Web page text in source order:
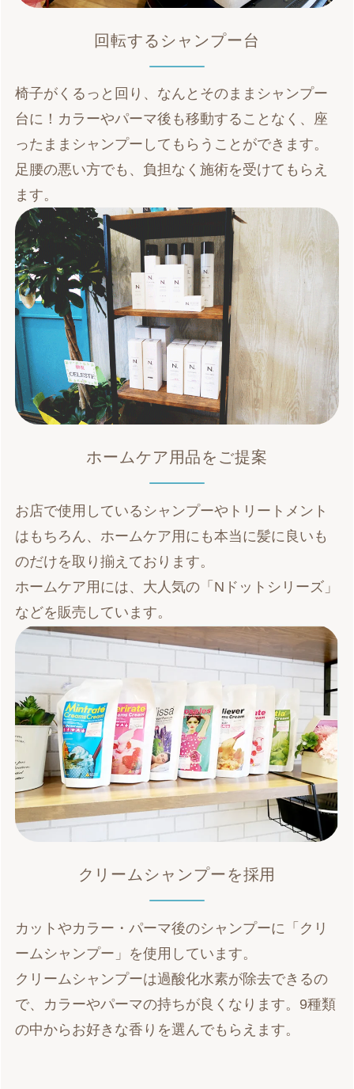
回転するシャンプー台
椅子がくるっと回り、なんとそのままシャンプー
台に！カラーやパーマ後も移動することなく、座
ったままシャンプーしてもらうことができます。
足腰の悪い方でも、負担なく施術を受けてもらえ
ます。
ホームケア用品をご提案
お店で使用しているシャンプーやトリートメント
はもちろん、ホームケア用にも本当に髪に良いも
のだけを取り揃えております。
ホームケア用には、大人気の「Nドットシリーズ」
などを販売しています。
クリームシャンプーを採用
カットやカラー・パーマ後のシャンプーに「クリ
ームシャンプー」を使用しています。
クリームシャンプーは過酸化水素が除去できるの
で、カラーやパーマの持ちが良くなります。9種類
の中からお好きな香りを選んでもらえます。